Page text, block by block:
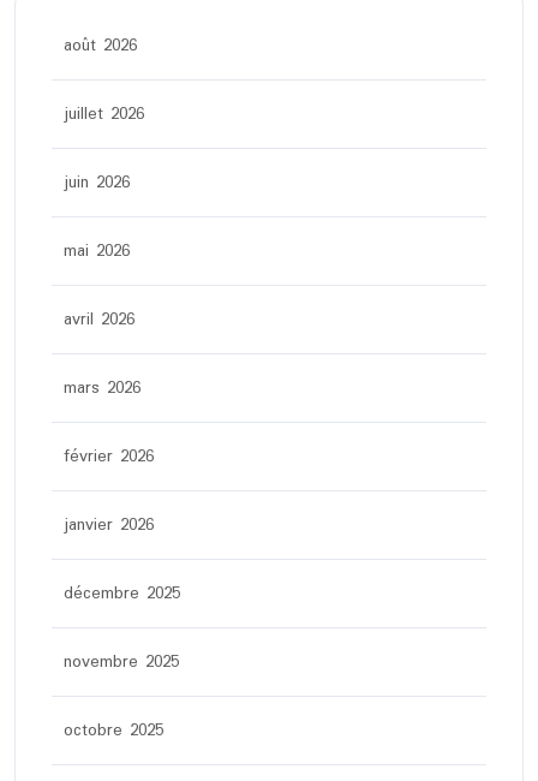
août 2026
juillet 2026
juin 2026
mai 2026
avril 2026
mars 2026
février 2026
janvier 2026
décembre 2025
novembre 2025
octobre 2025